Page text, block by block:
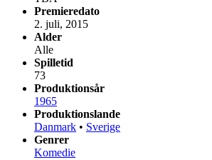
Premieredato
2. juli, 2015
Alder
Alle
Spilletid
73
Produktionsår
1965
Produktionslande
Danmark • Sverige
Genrer
Komedie